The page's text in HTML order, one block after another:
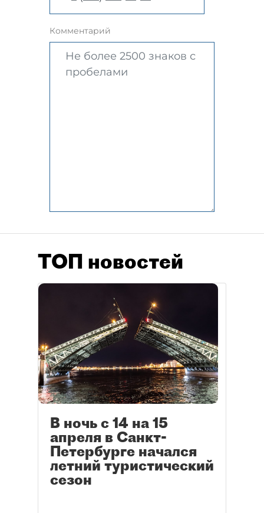
Комментарий
ТОП новостей
В ночь с 14 на 15
апреля в Санкт-
Петербурге начался
летний туристический
сезон